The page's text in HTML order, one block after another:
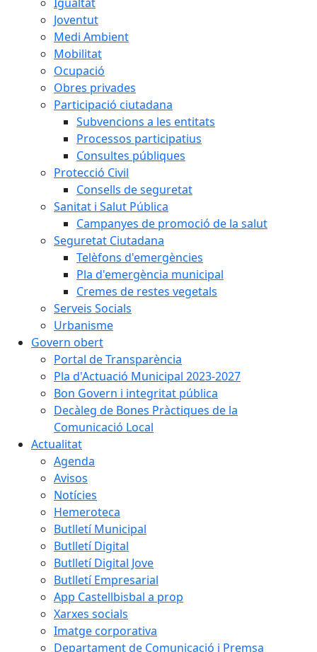
Joventut
Medi Ambient
Mobilitat
Ocupació
Obres privades
Participació ciutadana
Subvencions a les entitats
Processos participatius
Consultes públiques
Protecció Civil
Consells de seguretat
Sanitat i Salut Pública
Campanyes de promoció de la salut
Seguretat Ciutadana
Telèfons d'emergències
Pla d'emergència municipal
Cremes de restes vegetals
Serveis Socials
Urbanisme
Govern obert
Portal de Transparència
Pla d'Actuació Municipal 2023-2027
Bon Govern i integritat pública
Decàleg de Bones Pràctiques de la
Comunicació Local
Actualitat
Agenda
Avisos
Notícies
Hemeroteca
Butlletí Municipal
Butlletí Digital
Butlletí Digital Jove
Butlletí Empresarial
App Castellbisbal a prop
Xarxes socials
Imatge corporativa
Departament de Comunicació i Premsa